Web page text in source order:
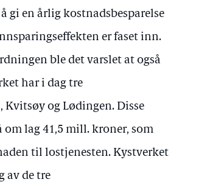
gi en årlig kostnadsbesparelse
er faset inn.
ble det varslet at også
har i dag tre
og Lødingen. Disse
om lag 41,5 mill. kroner, som
til lostjenesten. Kystverket
av de tre